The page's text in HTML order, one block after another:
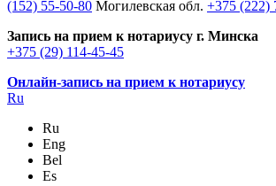
(152) 55-50-80 Могилевская обл. +375 (222)
Запись на прием к нотариусу г. Минска
+375 (29) 114-45-45
Онлайн-запись на прием к нотариусу
Ru
Ru
Eng
Bel
Es